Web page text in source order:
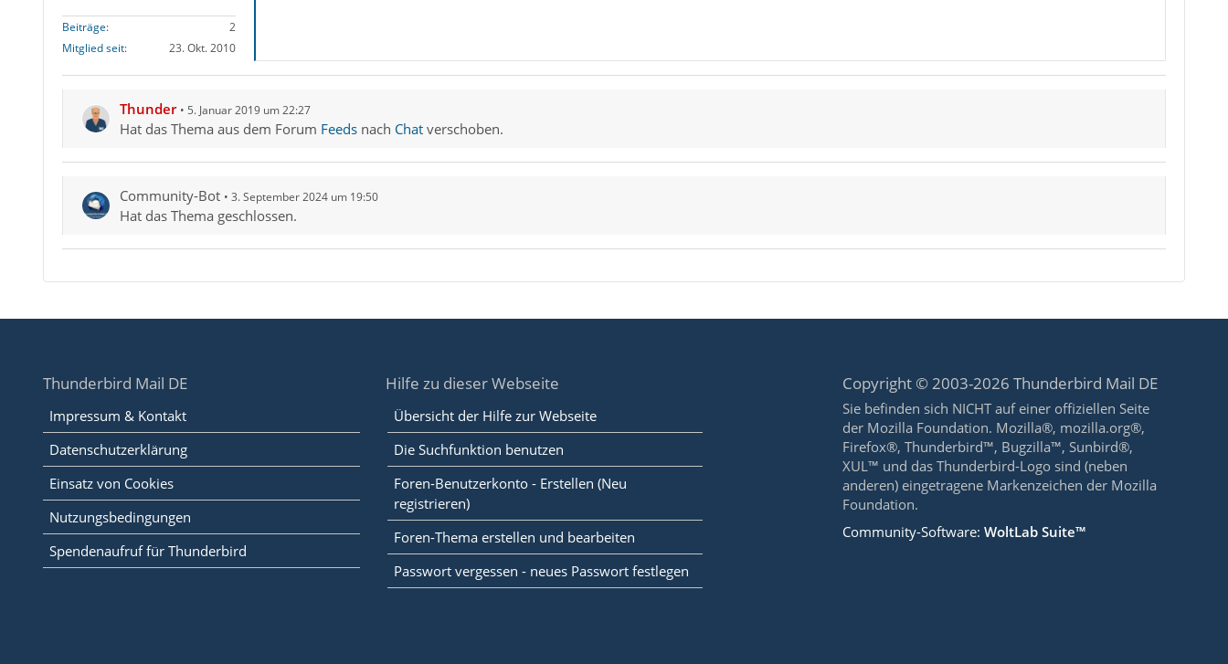
Beiträge
2
Mitglied seit
23. Okt. 2010
Thunder 5. Januar 2019 um 22:27
Hat das Thema aus dem Forum Feedsnach Chatverschoben.
Community-Bot 3. September 2024 um 19:50
Hat das Thema geschlossen.
Thunderbird Mail DE
Impressum & Kontakt
Datenschutzerklärung
Einsatz von Cookies
Nutzungsbedingungen
Spendenaufruf für Thunderbird
Hilfe zu dieser Webseite
Übersicht der Hilfe zur Webseite
Die Suchfunktion benutzen
Foren-Benutzerkonto - Erstellen (Neu
registrieren)
Foren-Thema erstellen und bearbeiten
Passwort vergessen - neues Passwort festlegen
Copyright © 2003-2026 Thunderbird Mail DE
Sie befinden sich NICHT auf einer offiziellen Seite
der Mozilla Foundation. Mozilla®, mozilla.org®,
Firefox®, Thunderbird™, Bugzilla™, Sunbird®,
XUL™ und das Thunderbird-Logo sind (neben
anderen) eingetragene Markenzeichen der Mozilla
Foundation.
Community-Software:WoltLab Suite™